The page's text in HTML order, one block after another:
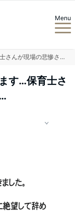
Menu
コロナが終息したら保育士辞めます…保育士さんが現場の悲惨さを訴えかける…
す…保育士さ